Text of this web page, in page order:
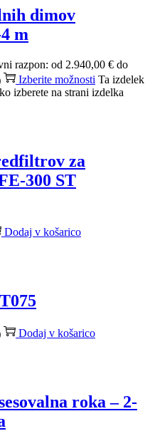
dimov
m
razpon: od 2.940,00 € do
Izberite možnosti Ta izdelek
izberete na strani izdelka
za
300 ST
Dodaj v košarico
Dodaj v košarico
roka – 2-